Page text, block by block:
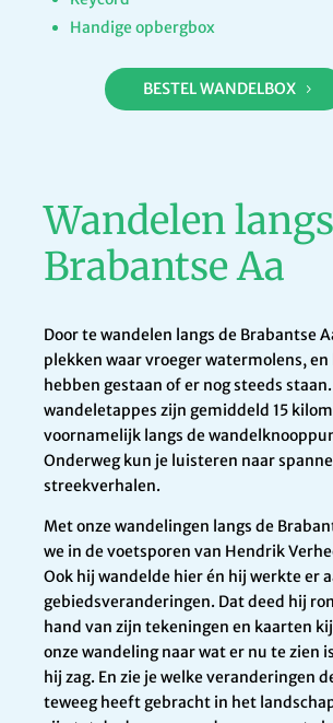
Handige opbergbox
BESTEL WANDELBOX
Wandelen
Brabantse Aa
Door te wandelen langs de Brabantse
plekken waar vroeger watermolens, en
hebben gestaan of er nog steeds
wandeletappes zijn gemiddeld 15
voornamelijk langs de
Onderweg kun je luisteren naar
streekverhalen.
Met onze wandelingen langs de
we in de voetsporen van Hendrik
Ook hij wandelde hier én hij werkte er
gebiedsveranderingen. Dat deed hij
hand van zijn tekeningen en kaarten
onze wandeling naar wat er nu te zien
hij zag. En zie je welke veranderingen
teweeg heeft gebracht in het